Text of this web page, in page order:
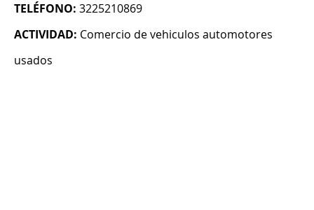
TELÉFONO: 3225210869
ACTIVIDAD: Comercio de vehiculos automotores
usados